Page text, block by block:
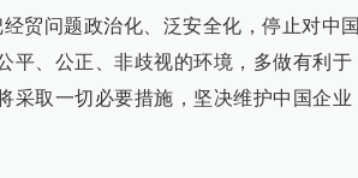
贸问题政治化、泛安全化，停止对中国
平、公正、非歧视的环境，多做有利于
采取一切必要措施，坚决维护中国企业